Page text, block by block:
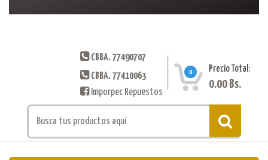
CBBA. 77490707
CBBA. 77410063
Imporpec Repuestos
0 Precio Total:
0.00 Bs.